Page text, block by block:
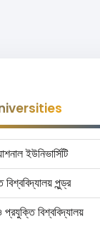
ইউনিভার্সিটি
পুন্ড্র
প্রযুক্তি বিশ্ববিদ্যালয়